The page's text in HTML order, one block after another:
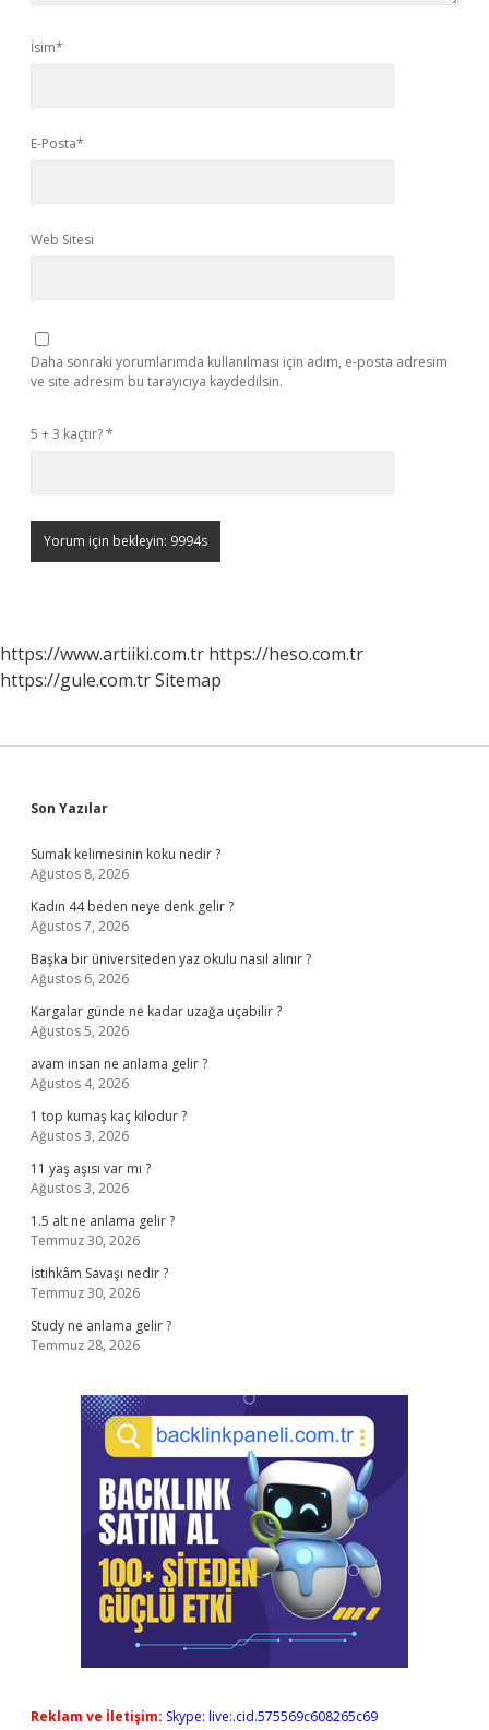
İsim*
E-Posta*
Web Sitesi
Daha sonraki yorumlarımda kullanılması için adım, e-posta adresim
ve site adresim bu tarayıcıya kaydedilsin.
5 + 3 kaçtır?*
https://www.artiiki.com.tr https://heso.com.tr
https://gule.com.trSitemap
Sidebar
Son Yazılar
Sumak kelimesinin koku nedir ?
Ağustos 8, 2026
Kadın 44 beden neye denk gelir ?
Ağustos 7, 2026
Başka bir üniversiteden yaz okulu nasıl alınır ?
Ağustos 6, 2026
Kargalar günde ne kadar uzağa uçabilir ?
Ağustos 5, 2026
avam insan ne anlama gelir ?
Ağustos 4, 2026
1 top kumaş kaç kilodur ?
Ağustos 3, 2026
11 yaş aşısı var mı ?
Ağustos 3, 2026
1.5 alt ne anlama gelir ?
Temmuz 30, 2026
İstihkâm Savaşı nedir ?
Temmuz 30, 2026
Study ne anlama gelir ?
Temmuz 28, 2026
Reklam ve İletişim: Skype: live:.cid.575569c608265c69